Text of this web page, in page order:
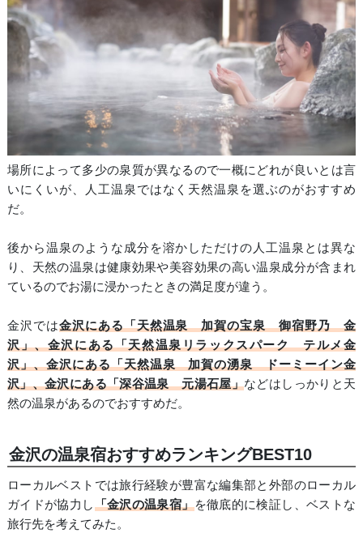
場所によって多少の泉質が異なるので一概にどれが良いとは言
いにくいが、人工温泉ではなく天然温泉を選ぶのがおすすめ
だ。
後から温泉のような成分を溶かしただけの人工温泉とは異な
り、天然の温泉は健康効果や美容効果の高い温泉成分が含まれ
ているのでお湯に浸かったときの満足度が違う。
金沢では金沢にある「天然温泉 加賀の宝泉 御宿野乃 金
沢」、金沢にある「天然温泉リラックスパーク テルメ金
沢」、金沢にある「天然温泉 加賀の湧泉 ドーミーイン金
沢」、金沢にある「深谷温泉 元湯石屋」などはしっかりと天
然の温泉があるのでおすすめだ。
金沢の温泉宿おすすめランキングBEST10
ローカルベストでは旅行経験が豊富な編集部と外部のローカル
ガイドが協力し「金沢の温泉宿」を徹底的に検証し、ベストな
旅行先を考えてみた。